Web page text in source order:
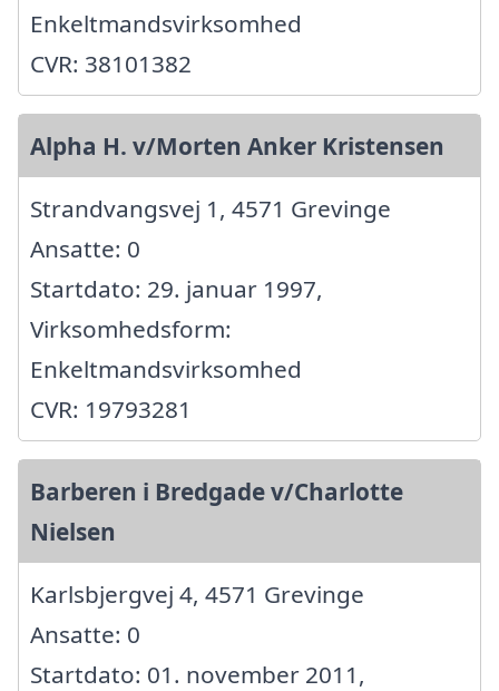
Enkeltmandsvirksomhed
CVR: 38101382
Alpha H. v/Morten Anker Kristensen
Strandvangsvej 1, 4571 Grevinge
Ansatte: 0
Startdato: 29. januar 1997,
Virksomhedsform:
Enkeltmandsvirksomhed
CVR: 19793281
Barberen i Bredgade v/Charlotte
Nielsen
Karlsbjergvej 4, 4571 Grevinge
Ansatte: 0
Startdato: 01. november 2011,